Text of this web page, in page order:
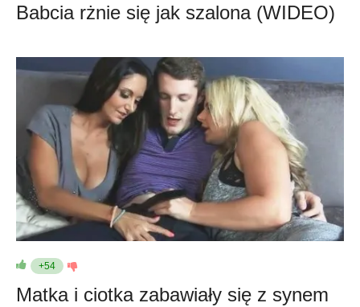
Babcia rżnie się jak szalona (WIDEO)
+54
Matka i ciotka zabawiały się z synem